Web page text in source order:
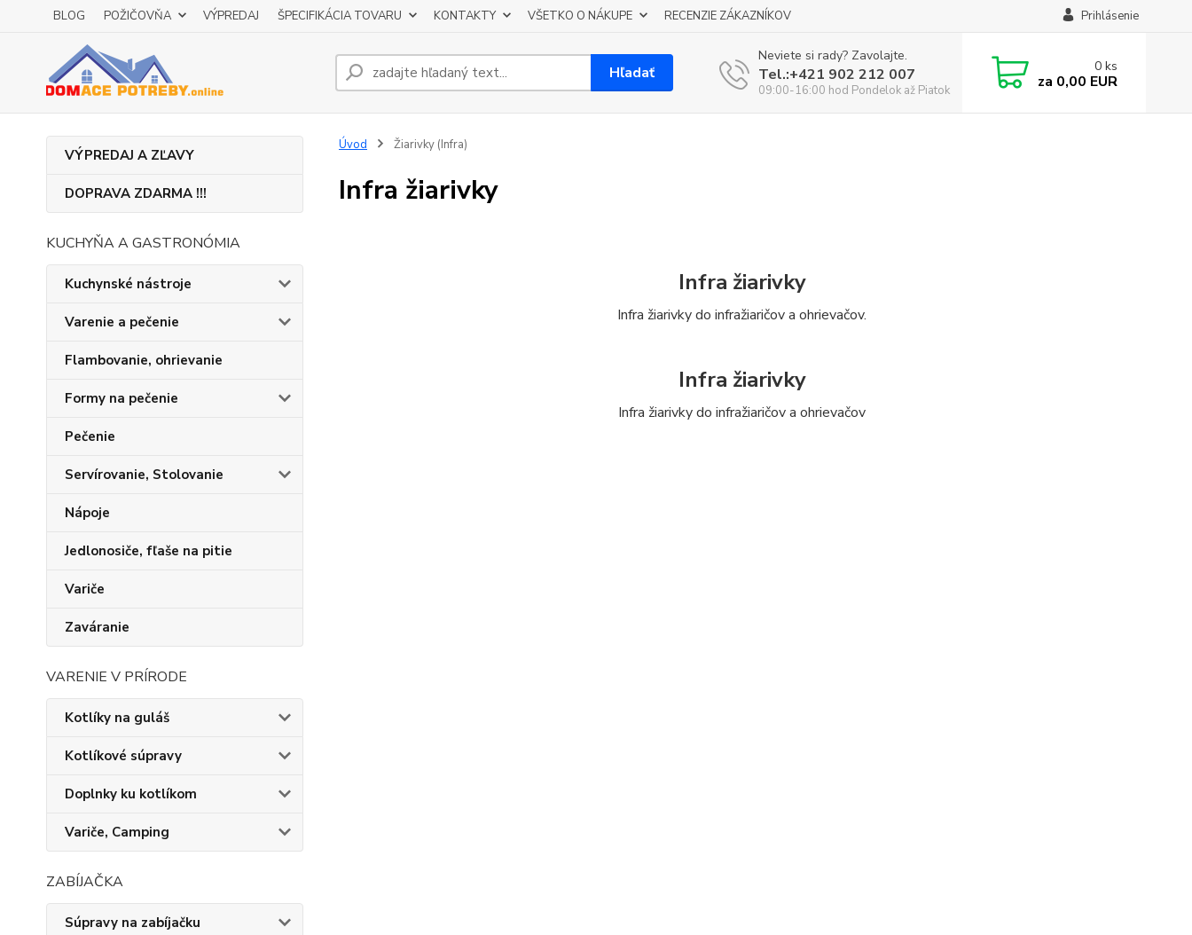
BLOG POŽIČOVŇA VÝPREDAJ ŠPECIFIKÁCIA TOVARU KONTAKTY VŠETKO O NÁKUPE RECENZIE ZÁKAZNÍKOV Prihlásenie
Hľadať
Neviete si rady? Zavolajte.
Tel.:+421 902 212 007
09:00-16:00 hod Pondelok až Piatok
0 ks
za 0,00 EUR
VÝPREDAJ A ZĽAVY
DOPRAVA ZDARMA !!!
KUCHYŇA A GASTRONÓMIA
Kuchynské nástroje
Varenie a pečenie
Flambovanie, ohrievanie
Formy na pečenie
Pečenie
Servírovanie, Stolovanie
Nápoje
Jedlonosiče, fľaše na pitie
Variče
Zaváranie
VARENIE V PRÍRODE
Kotlíky na guláš
Kotlíkové súpravy
Doplnky ku kotlíkom
Variče, Camping
ZABÍJAČKA
Súpravy na zabíjačku
Úvod Žiarivky (Infra)
Infra žiarivky
Infra žiarivky
Infra žiarivky do infražiaričov a ohrievačov.
Infra žiarivky
Infra žiarivky do infražiaričov a ohrievačov